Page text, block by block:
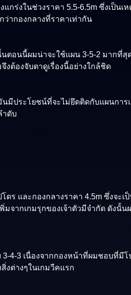
ร่งในช่วงราคา 5.5-6.5m ซึ่งเป็นเ
ว่ากองกลางที่ราคาเท่ากัน
ตอนนี้ผมน่าจะใช้แผน 3-5-2 มากที่
งต้องจับตาดูเรื่องนี้อย่างใกล้ชิด
มีประโยชน์ที่จะไม่ยึดติดกับแผนกา
ำดับ
ดร และกองกลางราคา 4.5m ซึ่งจ
ากเกมรุกของเจ้าตัวมีจำกัด ดังนั้
4-3 เนื่องจากกองหน้าที่ผมชอบที่มี
งต่างๆในเกมวีคแรก